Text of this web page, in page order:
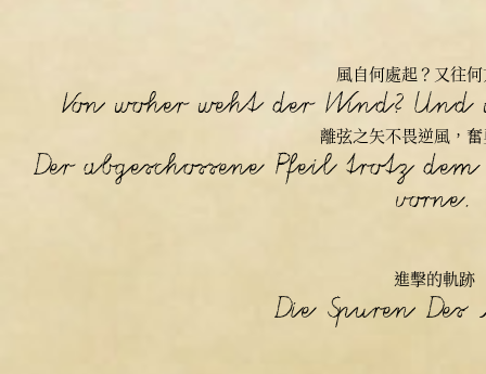
Von woher weht der Wind?
風自何處起？又往
Der abgeschossene Pfeil trotz
vorne.
離弦之矢不畏逆風，
Die Spuren
進擊的軌跡